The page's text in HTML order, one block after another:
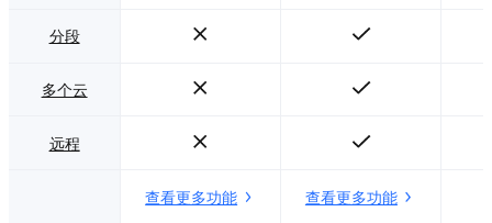
分段
多个云
远程
查看更多功能 查看更多功能